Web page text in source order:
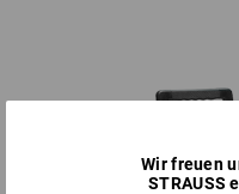
Wir freuen
STRAUSS